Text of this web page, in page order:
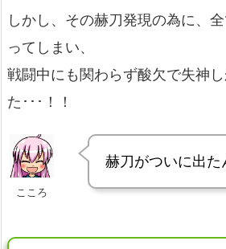
しかし、その赫刀発現の為に、
ってしまい、
戦闘中にも関わらず酸欠で失神
た･･･！！
こころ
赫刀がついに出た